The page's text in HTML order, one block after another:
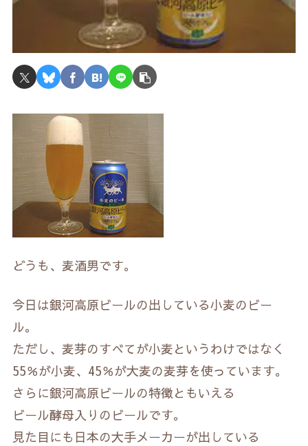
どうも、麦酒男です。
今日は銀河高原ビールの出している小麦のビー
ル。
ただし、麦芽のすべてが小麦というわけではなく
55％が小麦、45％が大麦の麦芽を使っています。
さらに銀河高原ビールの特徴ともいえる
ビール酵母入りのビールです。
見た目にも日本の大手メーカーが出している